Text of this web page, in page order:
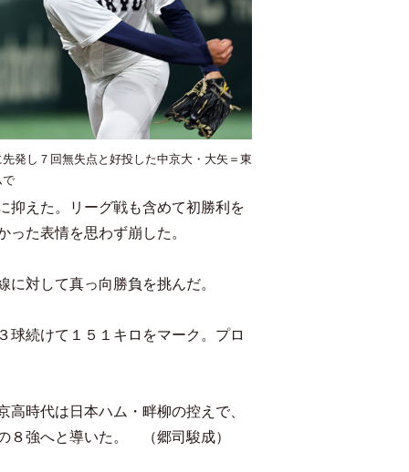
発し７回無失点と好投した中京大・大矢＝東
で
えた。リーグ戦も含めて初勝利を
た表情を思わず崩した。
対して真っ向勝負を挑んだ。
続けて１５１キロをマーク。プロ
時代は日本ハム・畔柳の控えで、
８強へと導いた。 （郷司駿成）